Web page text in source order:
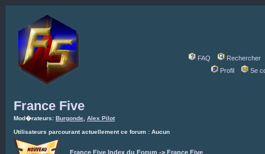
FAQ
Rechercher
Profil
Se
France Five
Mod�rateurs: Burgonde Alex Pilot
Utilisateurs parcourant actuellement ce forum : Aucun
France Five Index du Forum -> France Five